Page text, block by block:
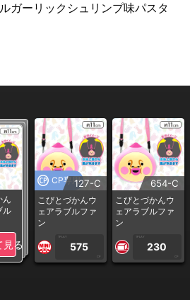
ガーリックシュリンプ味パスタ
ん
ル
見る
CP専用127-C
こびとづかんウ
ェアラブルファ
ン
1PLAY
575
CP
654-C
こびとづかんウ
ェアラブルファ
ン
1PLAY
230
CP